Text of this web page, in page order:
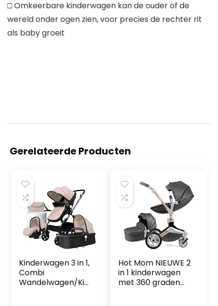
□ Omkeerbare kinderwagen kan de ouder of de
wereld onder ogen zien, voor precies de rechter rit
als baby groeit
Gerelateerde Producten
Kinderwagen 3 in 1,
Combi
Wandelwagen/Kin
Hot Mom NIEUWE 2
in 1 kinderwagen
met 360 graden